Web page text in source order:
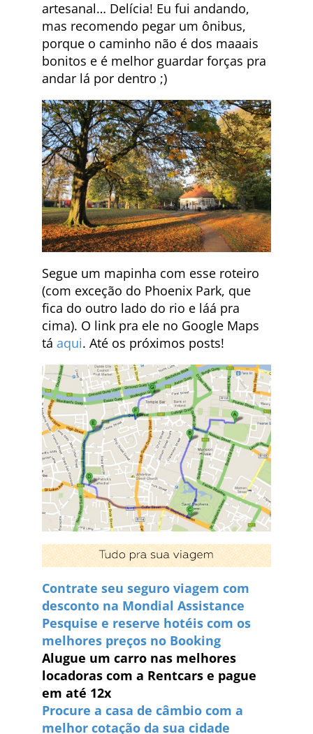
artesanal… Delícia! Eu fui andando,
mas recomendo pegar um ônibus,
porque o caminho não é dos maaais
bonitos e é melhor guardar forças pra
andar lá por dentro ;)
Segue um mapinha com esse roteiro
(com exceção do Phoenix Park, que
fica do outro lado do rio e láá pra
cima). O link pra ele no Google Maps
tá aqui. Até os próximos posts!
Contrate seu seguro viagem com
desconto na Mondial Assistance
Pesquise e reserve hotéis com os
melhores preços no Booking
Alugue um carro nas melhores
locadoras com a Rentcars e pague
em até 12x
Procure a casa de câmbio com a
melhor cotação da sua cidade